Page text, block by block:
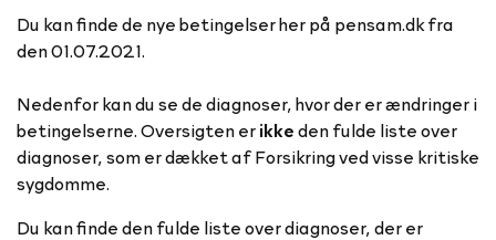
Du kan finde de nye betingelser her på pensam.dk fra
den 01.07.2021.
Nedenfor kan du se de diagnoser, hvor der er ændringer i
betingelserne. Oversigten erikkeden fulde liste over
diagnoser, som er dækket af Forsikring ved visse kritiske
sygdomme.
Du kan finde den fulde liste over diagnoser, der er